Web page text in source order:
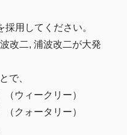
用してください。
改二, 浦波改二が大発
で、
（ウィークリー）
（クォータリー）